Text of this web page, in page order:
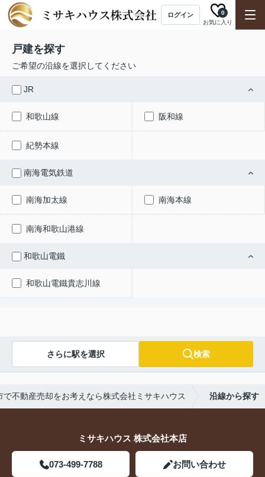
ログイン
お気に入り
0
戸建を探す
ご希望の沿線を選択してください
JR
和歌山線 阪和線
紀勢本線
南海電気鉄道
南海加太線 南海本線
南海和歌山港線
和歌山電鐵
和歌山電鐵貴志川線
さらに駅を選択 検索
で不動産売却をお考えなら株式会社ミサキハウス 沿線から探す
ミサキハウス 株式会社本店
073-499-7788 お問い合わせ